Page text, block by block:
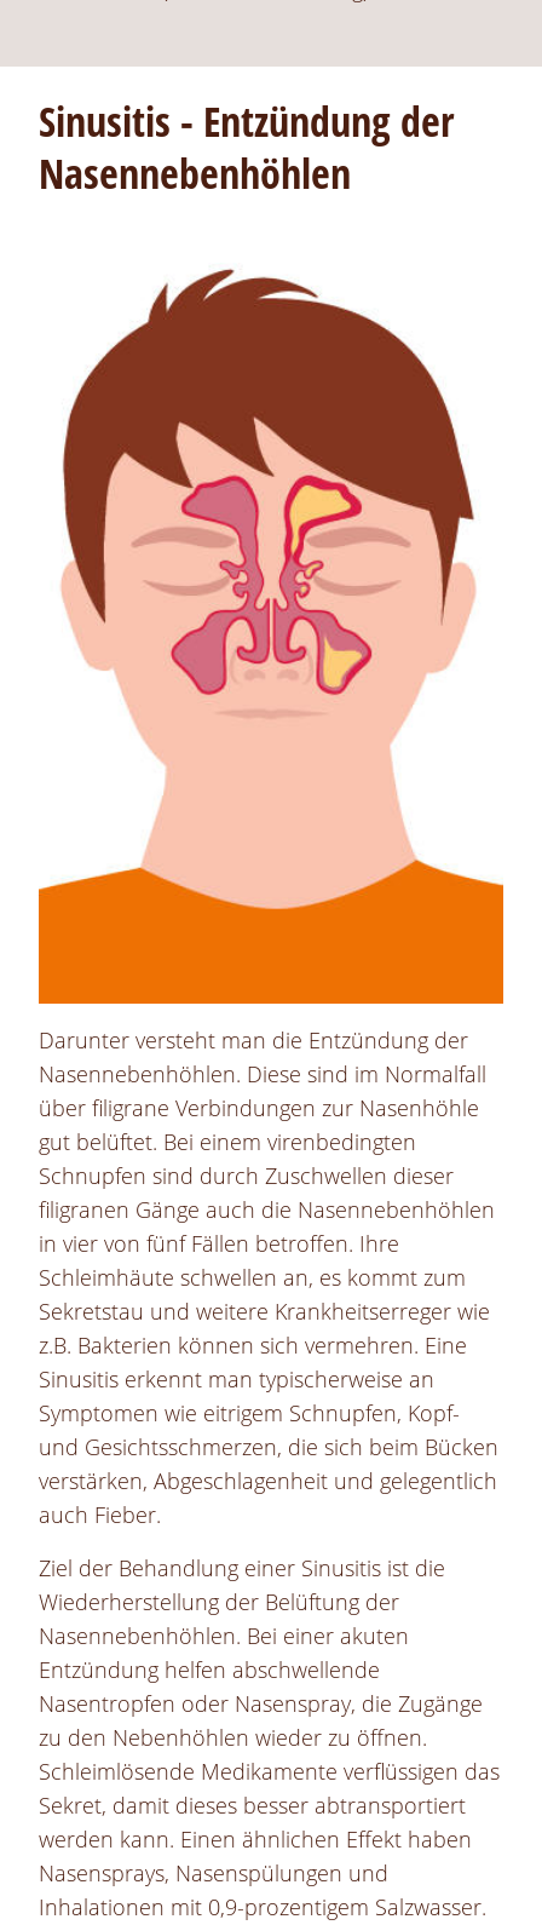
Sinusitis - Entzündung der
Nasennebenhöhlen
Darunter versteht man die Entzündung der
Nasennebenhöhlen. Diese sind im Normalfall
über filigrane Verbindungen zur Nasenhöhle
gut belüftet. Bei einem virenbedingten
Schnupfen sind durch Zuschwellen dieser
filigranen Gänge auch die Nasennebenhöhlen
in vier von fünf Fällen betroffen. Ihre
Schleimhäute schwellen an, es kommt zum
Sekretstau und weitere Krankheitserreger wie
z.B. Bakterien können sich vermehren. Eine
Sinusitis erkennt man typischerweise an
Symptomen wie eitrigem Schnupfen, Kopf-
und Gesichtsschmerzen, die sich beim Bücken
verstärken, Abgeschlagenheit und gelegentlich
auch Fieber.
Ziel der Behandlung einer Sinusitis ist die
Wiederherstellung der Belüftung der
Nasennebenhöhlen. Bei einer akuten
Entzündung helfen abschwellende
Nasentropfen oder Nasenspray, die Zugänge
zu den Nebenhöhlen wieder zu öffnen.
Schleimlösende Medikamente verflüssigen das
Sekret, damit dieses besser abtransportiert
werden kann. Einen ähnlichen Effekt haben
Nasensprays, Nasenspülungen und
Inhalationen mit 0,9-prozentigem Salzwasser.